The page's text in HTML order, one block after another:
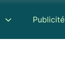
Publicité